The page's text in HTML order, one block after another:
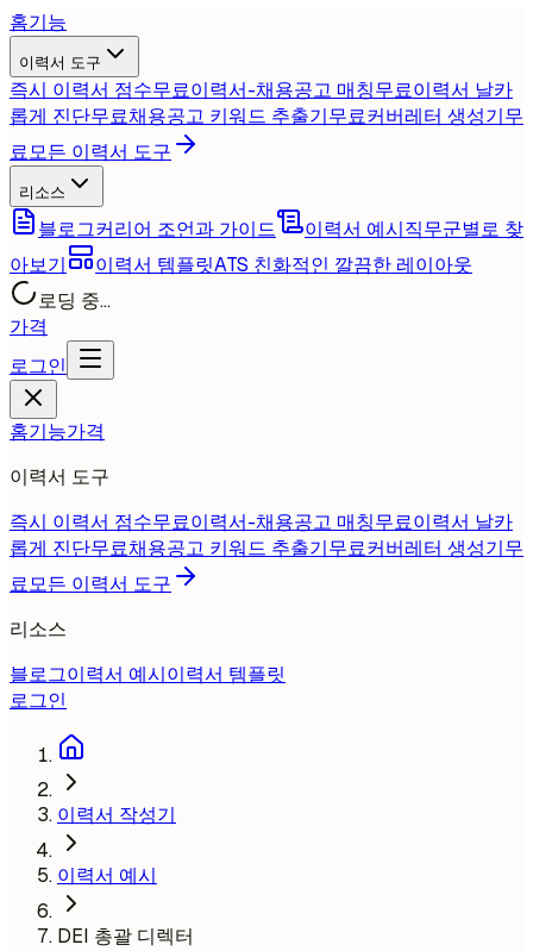
홈기능
이력서 도구
즉시 이력서 점수무료이력서-채용공고 매칭무료이력서 날카
롭게 진단무료채용공고 키워드 추출기무료커버레터 생성기무
료모든 이력서 도구
리소스
블로그커리어 조언과 가이드 이력서 예시직무군별로 찾
아보기
이력서 템플릿ATS 친화적인 깔끔한 레이아웃
로딩 중...
가격
로그인
홈기능가격
이력서 도구
즉시 이력서 점수무료이력서-채용공고 매칭무료이력서 날카
롭게 진단무료채용공고 키워드 추출기무료커버레터 생성기무
료모든 이력서 도구
리소스
블로그이력서 예시이력서 템플릿
로그인
이력서 작성기
이력서 예시
DEI 총괄 디렉터